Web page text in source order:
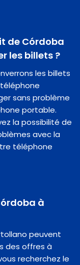
de Córdoba
les billets ?
les billets
sans problème
portable.
la possibilité de
avec la
téléphone
à
peuvent
des offres à
recherchez le